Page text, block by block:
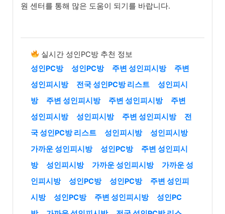
원 센터를 통해 많은 도움이 되기를 바랍니다.
실시간 성인PC방 추천 정보
성인PC방
성인PC방 주변 성인피시방
주변
성인피시방
전국 성인PC방 리스트
성인피시
방
주변 성인피시방 주변 성인피시방
주변
성인피시방
성인피시방 주변 성인피시방
전
국 성인PC방 리스트
성인피시방
성인피시방
가까운 성인피시방
성인PC방
주변 성인피시
방
성인피시방 가까운 성인피시방
가까운 성
인피시방
성인PC방 성인PC방
주변 성인피
시방
성인PC방 주변 성인피시방
성인PC